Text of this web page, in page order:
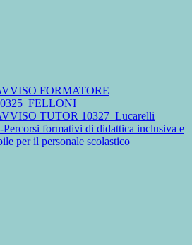
FORMATORE
TUTOR 10327_Lucarelli
Percorsi formativi di didattica inclusiva e
per il personale scolastico